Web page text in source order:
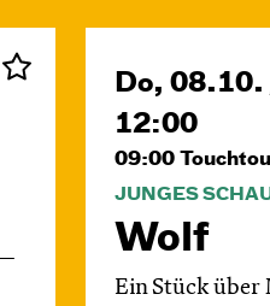
Do,
12:00
09:00
JUNGES
Wolf
Ein Stück über